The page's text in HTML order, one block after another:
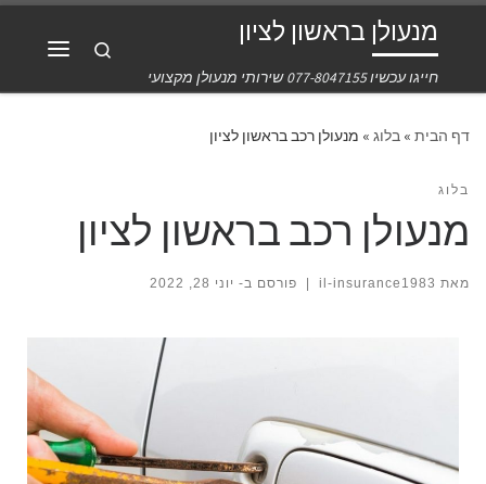
מנעולן בראשון לציון
חייגו עכשיו 077-8047155 שירותי מנעולן מקצועי
Search
דף הבית » בלוג » מנעולן רכב בראשון לציון
בלוג
מנעולן רכב בראשון לציון
מאת il-insurance1983 פורסם ב- יוני 28, 2022